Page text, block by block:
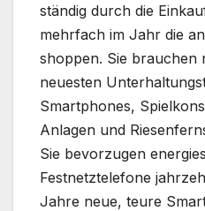
ständig durch die
mehrfach im Jahr die
shoppen. Sie brauchen
neuesten
Smartphones,
Anlagen und
Sie bevorzugen
Festnetztelefone
Jahre neue, teure